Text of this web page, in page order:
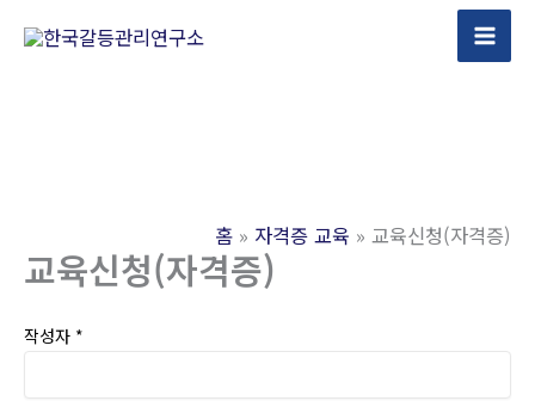
홈 자격증 교육 교육신청(자격증)
교육신청(자격증)
작성자 *